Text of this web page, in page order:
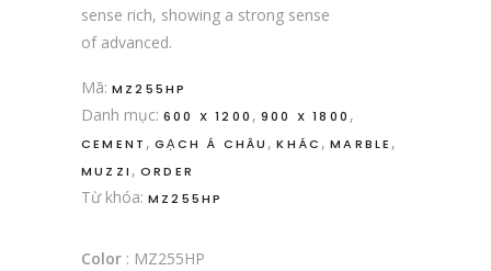
sense rich, showing a strong sense
of advanced.
Mã: MZ255HP
Danh mục: 600 X 1200 , 900 X 1800 ,
CEMENT ,GẠCH Á CHÂU ,KHÁC ,MARBLE ,
MUZZI , ORDER
Từ khóa: MZ255HP
Color : MZ255HP